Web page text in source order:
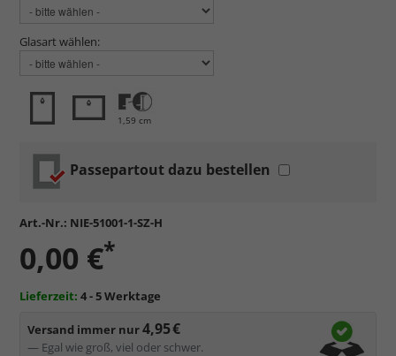
Glasart wählen:
1,59 cm
Passepartout dazu bestellen
Art.-Nr.: NIE-51001-1-SZ-H
0,00 €*
Lieferzeit: 4 - 5 Werktage
Versand immer nur4,95 €
— Egal wie groß, viel oder schwer.